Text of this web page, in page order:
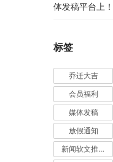
体发稿平台上！
标签
乔迁大吉
会员福利
媒体发稿
放假通知
新闻软文推广发稿